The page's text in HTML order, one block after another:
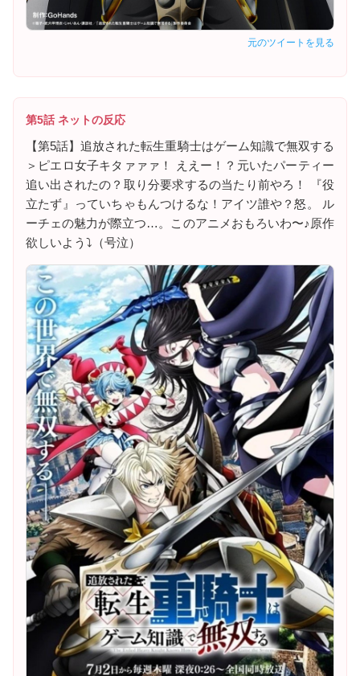
元のツイートを見る
第5話 ネットの反応
【第5話】追放された転生重騎士はゲーム知識で無双する
＞ピエロ女子キタァァァ！ ええー！？元いたパーティー
追い出されたの？取り分要求するの当たり前やろ！ 『役
立たず』っていちゃもんつけるな！アイツ誰や？怒。 ル
ーチェの魅力が際立つ…。このアニメおもろいわ〜♪原作
欲しいよう⤵️（号泣）